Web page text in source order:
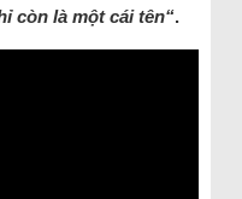
còn là một cái tên“.